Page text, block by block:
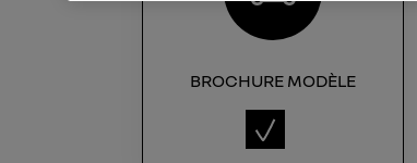
BROCHURE MODÈLE